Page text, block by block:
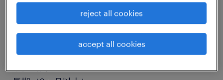
職種
その他営業・サービス
reject all cookies
accept all cookies